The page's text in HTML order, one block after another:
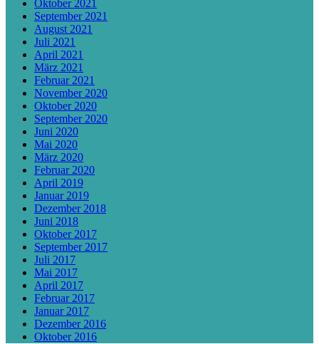
Oktober 2021
September 2021
August 2021
Juli 2021
April 2021
März 2021
Februar 2021
November 2020
Oktober 2020
September 2020
Juni 2020
Mai 2020
März 2020
Februar 2020
April 2019
Januar 2019
Dezember 2018
Juni 2018
Oktober 2017
September 2017
Juli 2017
Mai 2017
April 2017
Februar 2017
Januar 2017
Dezember 2016
Oktober 2016